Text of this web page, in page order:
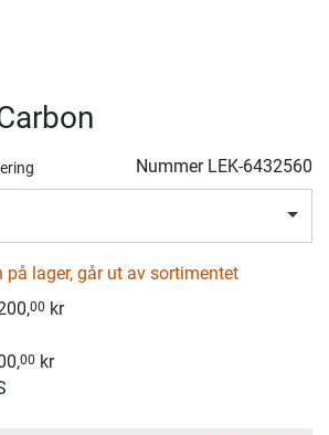
Nummer LEK-6432560
på lager, går ut av sortimentet
00 kr
00 kr